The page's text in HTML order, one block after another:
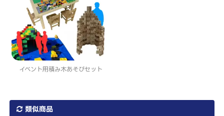
イベント用積み木あそびセット
類似商品